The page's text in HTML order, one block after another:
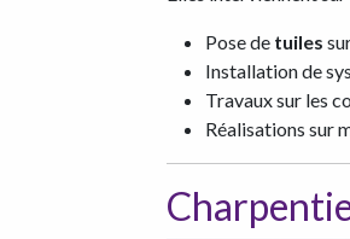
Pose de tuiles
Installation de
Travaux sur les
Réalisations sur